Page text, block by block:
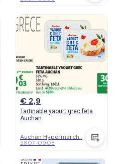
€ 2,9
Tartinable yaourt grec feta
Auchan
Auchan Hypermarch...
28.07-09.08